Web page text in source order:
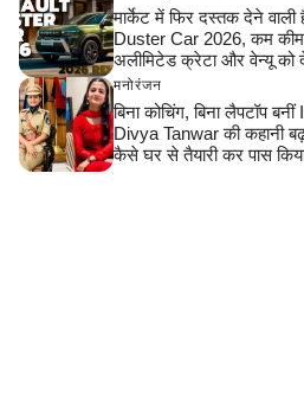
मार्केट में फिर दस्तक देने
Duster Car 2026, कम
अलीमिटेड क्रेटा और वेन्यू को
मनोरंजन
बिना कोचिंग, बिना लैपटॉप
Divya Tanwar की कहानी
कैसे घर से तैयारी कर पास